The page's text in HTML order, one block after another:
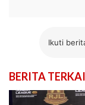
Ikuti
BERITA